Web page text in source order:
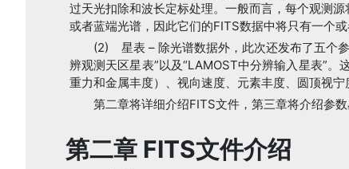
过天光扣除和波长定标处理。一般而言，每个观测
或者蓝端光谱，因此它们的FITS数据中将只有一个
(2) 星表 – 除光谱数据外，此次还发布了五个
辨观测天区星表”以及“LAMOST中分辨输入星表”
重力和金属丰度）、视向速度、元素丰度、圆顶视宁
第二章将详细介绍FITS文件，第三章将介绍参数
第二章 FITS文件介绍